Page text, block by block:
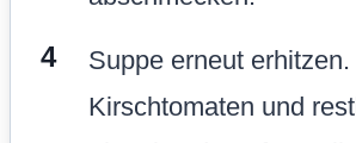
Suppe erneut erhitzen.
Kirschtomaten und